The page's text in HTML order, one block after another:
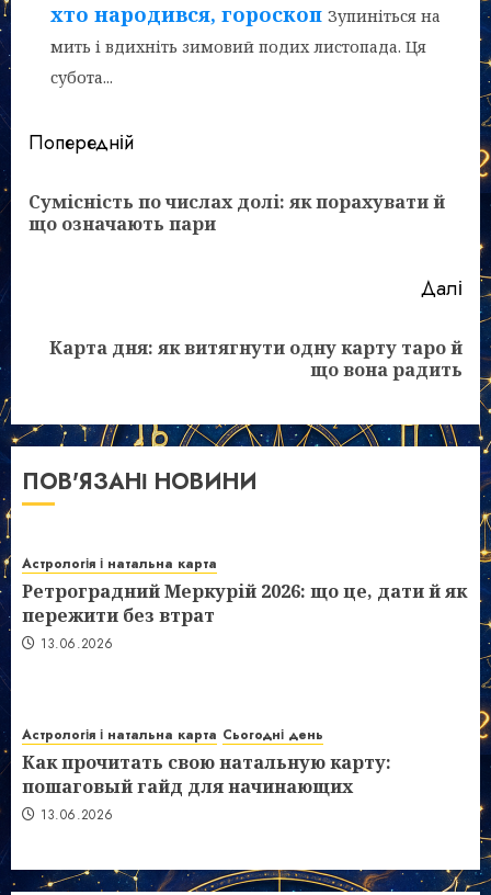
хто народився, гороскоп Зупиніться на
мить і вдихніть зимовий подих листопада. Ця
субота...
Post
navigation
Попередній
Сумісність по числах долі: як порахувати й
що означають пари
Далі
Наступний
Карта дня: як витягнути одну карту таро й
що вона радить
ПОВ'ЯЗАНІ НОВИНИ
Астрологія і натальна карта
Ретроградний Меркурій 2026: що це, дати й як
пережити без втрат
13.06.2026
Астрологія і натальна карта Сьогодні день
Как прочитать свою натальную карту:
пошаговый гайд для начинающих
13.06.2026